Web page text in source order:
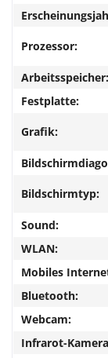
Prozessor:
Arbeitsspeicher:
Festplatte:
Grafik:
Bildschirmtyp:
Sound:
WLAN:
Mobiles
Bluetooth:
Webcam:
Infrarot-